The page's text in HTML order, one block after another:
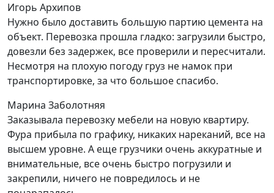
Игорь Архипов
Нужно было доставить большую партию цемента на
объект. Перевозка прошла гладко: загрузили быстро,
довезли без задержек, все проверили и пересчитали.
Несмотря на плохую погоду груз не намок при
транспортировке, за что большое спасибо.
Марина Заболотняя
Заказывала перевозку мебели на новую квартиру.
Фура прибыла по графику, никаких нареканий, все на
высшем уровне. А еще грузчики очень аккуратные и
внимательные, все очень быстро погрузили и
закрепили, ничего не повредилось и не